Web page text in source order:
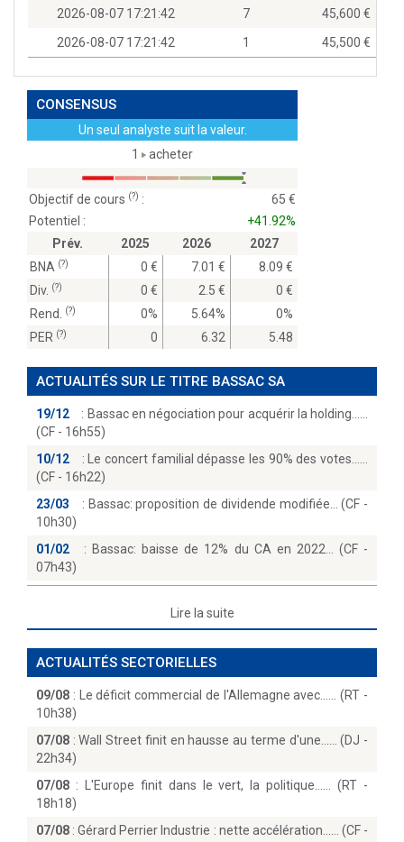
2026-08-07 17:21:42 7
45,600
2026-08-07 17:21:42
1 45,500
CONSENSUS
Un seul analyste suit la valeur.
1
acheter
Objectif de cours (?) :
65
Potentiel :
+41.92%
Prév.
2025 2026
2027
BNA (?) 0 7.01
8.09
Div. (?) 0 2.5
0
Rend.
(?) 0% 5.64%
0%
PER (?) 0 6.32 5.48
ACTUALITÉS SUR LE TITRE BASSAC SA
19/12 : Bassac en négociation pour acquérir la holding...
(CF - 16h55)
10/12
:
Le concert familial dépasse les 90% des votes...
(CF - 16h22)
23/03
: Bassac: proposition de dividende modifiée… (CF -
10h30)
01/02
: Bassac: baisse de 12% du CA en 2022… (CF -
07h43)
Lire la suite
ACTUALITÉS SECTORIELLES
09/08 :
Le déficit commercial de l'Allemagne avec...… (RT -
10h38)
07/08 :Wall Street finit en hausse au terme d'une...… (DJ -
22h34)
07/08 :
L'Europe finit dans le vert, la politique...… (RT -
18h18)
07/08 :Gérard Perrier Industrie : nette accélération...… (CF -